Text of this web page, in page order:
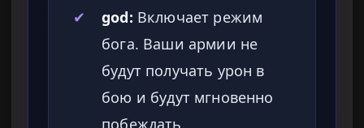
✔ god: Включает режим
бога. Ваши армии не
будут получать урон в
бою и будут мгновенно